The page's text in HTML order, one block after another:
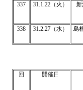
337 31.1.22（火）
338 31.2.27（水） 島
回 開催日